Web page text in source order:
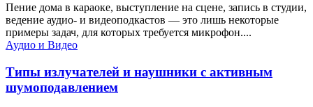
Пение дома в караоке, выступление на сцене, запись в студии,
ведение аудио- и видеоподкастов — это лишь некоторые
примеры задач, для которых требуется микрофон....
Аудио и Видео
Типы излучателей и наушники с активным
шумоподавлением